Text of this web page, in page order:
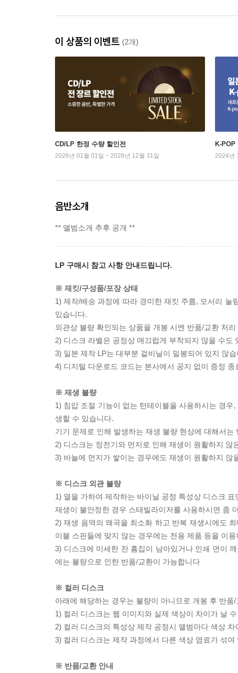
이 상품의 이벤트 (2개)
CD/LP 한정 수량 할인전
2026년 01월 01일 ~ 2026년 12월 31일
K-POP
2024년
음반소개
** 앨범소개 추후 공개 **
LP 구매시 참고 사항 안내드립니다.
※ 재킷/구성품/포장 상태
1) 제작/배송 과정에 따라 경미한 재킷 주름, 모서리
있습니다.
외관상 불량 확인되는 상품을 개봉 시엔 반품/교환 처리
2) 디스크 라벨은 공정상 매끄럽게 부착되지 않을 수
3) 일본 제작 LP는 대부분 겉비닐이 밀봉되어 있지 않습
4) 디지털 다운로드 코드는 본사에서 공지 없이 증정 종
※ 재생 불량
1) 침압 조절 기능이 없는 턴테이블을 사용하시는 경
생할 수 있습니다.
기기 문제로 인해 발생하는 재생 불량 현상에 대해서
2) 디스크는 정전기와 먼지로 인해 재생이 원활하지
3) 바늘에 먼지가 쌓이는 경우에도 재생이 원활하지 않
※ 디스크 외관 불량
1) 열을 가하여 제작하는 바이닐 공정 특성상 디스크
재생이 불안정한 경우 스태빌라이저를 사용하시면 좀
2) 재생 음역의 왜곡을 최소화 하고 반복 재생시에도
이블 스핀들에 맞지 않는 경우에는 전용 제품 등을 이
3) 디스크에 미세한 잔 흠집이 남아있거나 인쇄 면이
에는 불량으로 인한 반품/교환이 가능합니다
※ 컬러 디스크
아래에 해당하는 경우는 불량이 아니므로 개봉 후 반품
1) 컬러 디스크는 웹 이미지와 실제 색상이 차이가 날
2) 컬러 디스크의 특성상 제작 공정시 앨범마다 색상
3) 컬러 디스크는 제작 과정에서 다른 색상 염료가 섞
※ 반품/교환 안내